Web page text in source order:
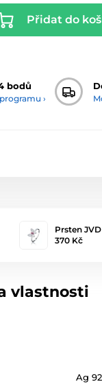
Přidat do
bodů
›
Prsten
370 Kč
vlastnosti
Ag